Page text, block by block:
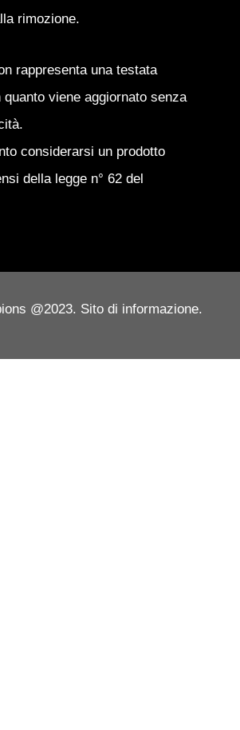
rimozione.
rappresenta una testata
viene aggiornato senza
considerarsi un prodotto
della legge n° 62 del
@2023. Sito di informazione.